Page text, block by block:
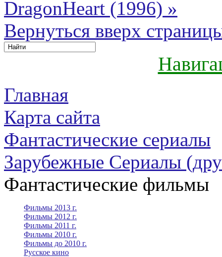
DragonHeart (1996) »
Вернуться вверх
Главная
Карта сайта
Фантастические сериалы
Зарубежные Сериалы
Фантастические фильмы
Фильмы 2013 г.
Фильмы 2012 г.
Фильмы 2011 г.
Фильмы 2010 г.
Фильмы до 2010 г.
Русское кино